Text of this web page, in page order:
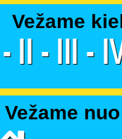
Vežame
Vežame